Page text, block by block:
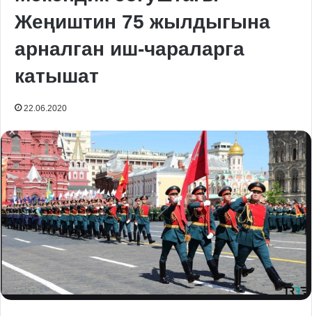
Жеңиштин 75 жылдыгына
арналган иш-чараларга
катышат
22.06.2020